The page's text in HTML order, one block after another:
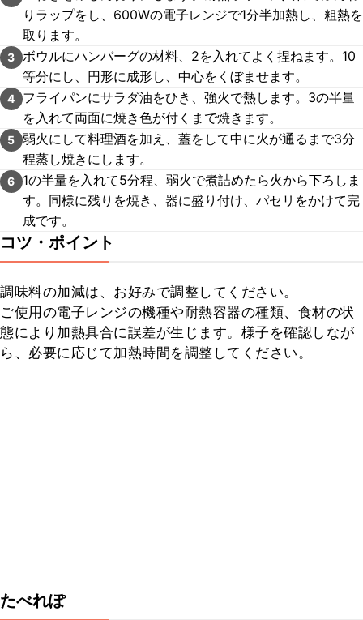
りラップをし、600Wの電子レンジで1分半加熱し、粗熱を
取ります。
3 ボウルにハンバーグの材料、2を入れてよく捏ねます。10
等分にし、円形に成形し、中心をくぼませます。
4
フライパンにサラダ油をひき、強火で熱します。3の半量
を入れて両面に焼き色が付くまで焼きます。
5 弱火にして料理酒を加え、蓋をして中に火が通るまで3分
程蒸し焼きにします。
6
1の半量を入れて5分程、弱火で煮詰めたら火から下ろしま
す。同様に残りを焼き、器に盛り付け、パセリをかけて完
成です。
コツ・ポイント
調味料の加減は、お好みで調整してください。
ご使用の電子レンジの機種や耐熱容器の種類、食材の状
態により加熱具合に誤差が生じます。様子を確認しなが
ら、必要に応じて加熱時間を調整してください。
たべれぽ